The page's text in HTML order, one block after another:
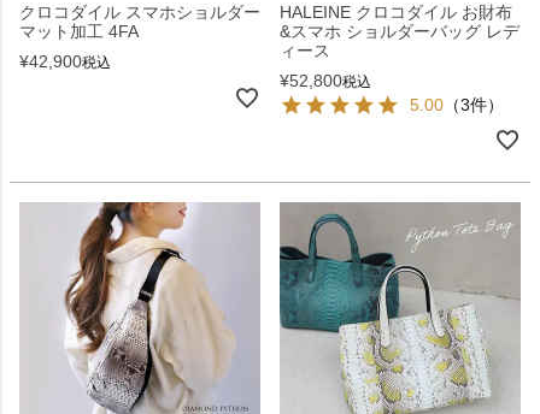
クロコダイル スマホショルダー
マット加工 4FA
¥42,900税込
HALEINE クロコダイル お財布
&スマホ ショルダーバッグ レデ
ィース
¥52,800税込
5.00 （3件）